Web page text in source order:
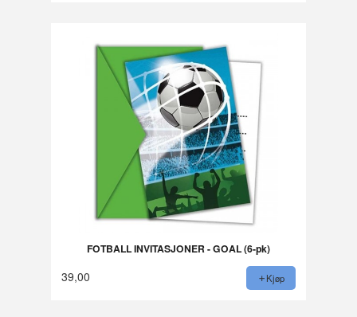
FOTBALL INVITASJONER - GOAL (6-pk)
39,00 Kjøp